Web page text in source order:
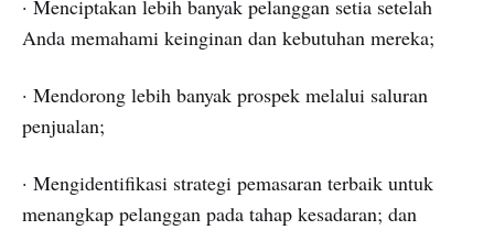
· Menciptakan lebih banyak pelanggan setia setelah
Anda memahami keinginan dan kebutuhan mereka;
· Mendorong lebih banyak prospek melalui saluran
penjualan;
· Mengidentifikasi strategi pemasaran terbaik untuk
menangkap pelanggan pada tahap kesadaran; dan